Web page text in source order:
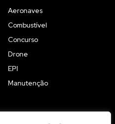
Aeronaves
Combustível
Concurso
Drone
EPI
Manutenção